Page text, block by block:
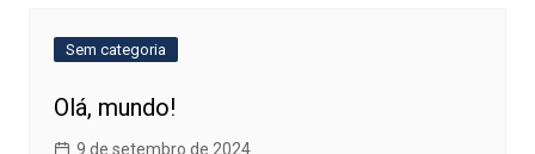
Sem categoria
Olá, mundo!
9 de setembro de 2024